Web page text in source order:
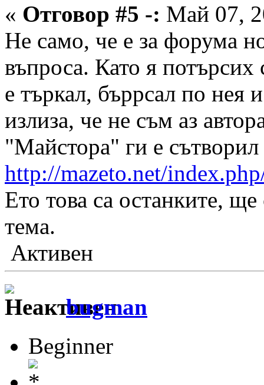
« Отговор #5 -: Май 07,
Не само, че е за форума
въпроса. Като я потърсих
е търкал, бъррсал по нея
излиза, че не съм аз
"Майстора" ги е
http://mazeto.net/
Ето това са останките,
тема.
Активен
bugman
Beginner